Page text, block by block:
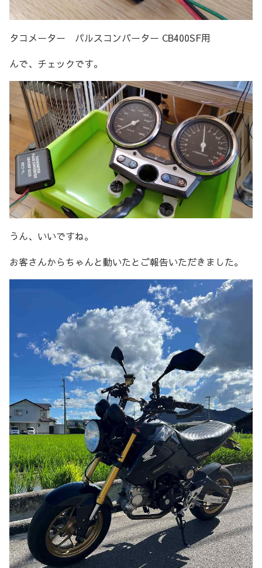
タコメーター パルスコンバーター CB400SF用
んで、チェックです。
うん、いいですね。
お客さんからちゃんと動いたとご報告いただきました。